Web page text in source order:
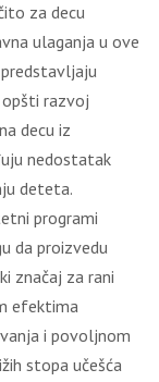
za decu
ulaganja u ove
razvoj
decu iz
nedostatak
deteta.
programi
da proizvedu
značaj za rani
efektima
i povoljnom
stopa učešća